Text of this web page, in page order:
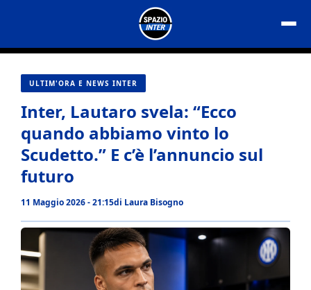
contenuto
ULTIM'ORA E NEWS INTER
Inter, Lautaro svela: “Ecco
quando abbiamo vinto lo
Scudetto.” E c’è l’annuncio sul
futuro
11 Maggio 2026 - 21:15di Laura Bisogno